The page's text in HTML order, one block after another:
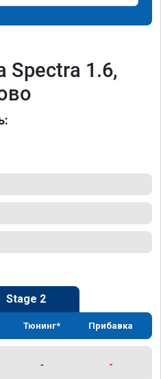
Spectra 1.6,
Stage 2
Тюнинг* Прибавка
- -